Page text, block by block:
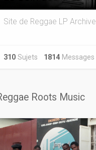
Site de Reggae LP
310 Sujets 1814 Messages
Roots Music